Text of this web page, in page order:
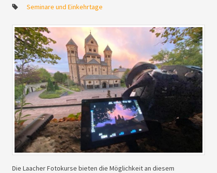
Seminare und Einkehrtage
Die Laacher Fotokurse bieten die Möglichkeit an diesem